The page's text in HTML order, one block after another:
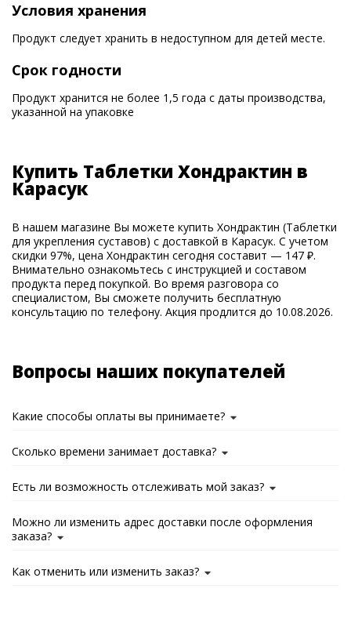
Условия хранения
Продукт следует хранить в недоступном для детей месте.
Срок годности
Продукт хранится не более 1,5 года с даты производства,
указанной на упаковке
Купить Таблетки Хондрактин в
Карасук
В нашем магазине Вы можете купить Хондрактин (Таблетки
для укрепления суставов) с доставкой в Карасук. С учетом
скидки 97%, цена Хондрактин сегодня составит — 147 ₽.
Внимательно ознакомьтесь с инструкцией и составом
продукта перед покупкой. Во время разговора со
специалистом, Вы сможете получить бесплатную
консультацию по телефону. Акция продлится до 10.08.2026.
Вопросы наших покупателей
Какие способы оплаты вы принимаете?
Сколько времени занимает доставка?
Есть ли возможность отслеживать мой заказ?
Можно ли изменить адрес доставки после оформления
заказа?
Как отменить или изменить заказ?